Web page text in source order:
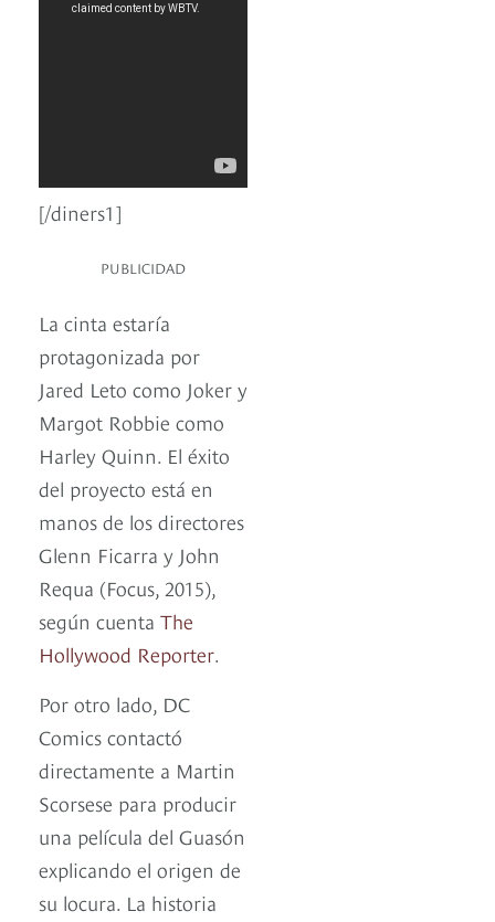
[/diners1]
PUBLICIDAD
La cinta estaría
protagonizada por
Jared Leto como Joker y
Margot Robbie como
Harley Quinn. El éxito
del proyecto está en
manos de los directores
Glenn Ficarra y John
Requa (Focus, 2015),
según cuenta The
Hollywood Reporter.
Por otro lado, DC
Comics contactó
directamente a Martin
Scorsese para producir
una película del Guasón
explicando el origen de
su locura. La historia